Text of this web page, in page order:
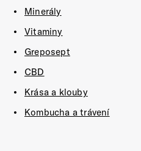
Minerály
Vitaminy
Greposept
CBD
Krása a klouby
Kombucha a trávení